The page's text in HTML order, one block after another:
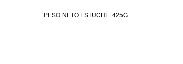
PESO NETO ESTUCHE: 425G